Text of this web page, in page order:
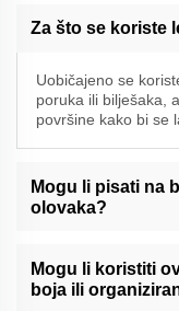
Za što se koriste
Uobičajeno se
poruka ili bilješaka,
površine kako bi se
Mogu li pisati na
olovaka?
različitim vrstama
olovke. U slučaju da
testiranje se može
Mogu li koristiti
boja ili